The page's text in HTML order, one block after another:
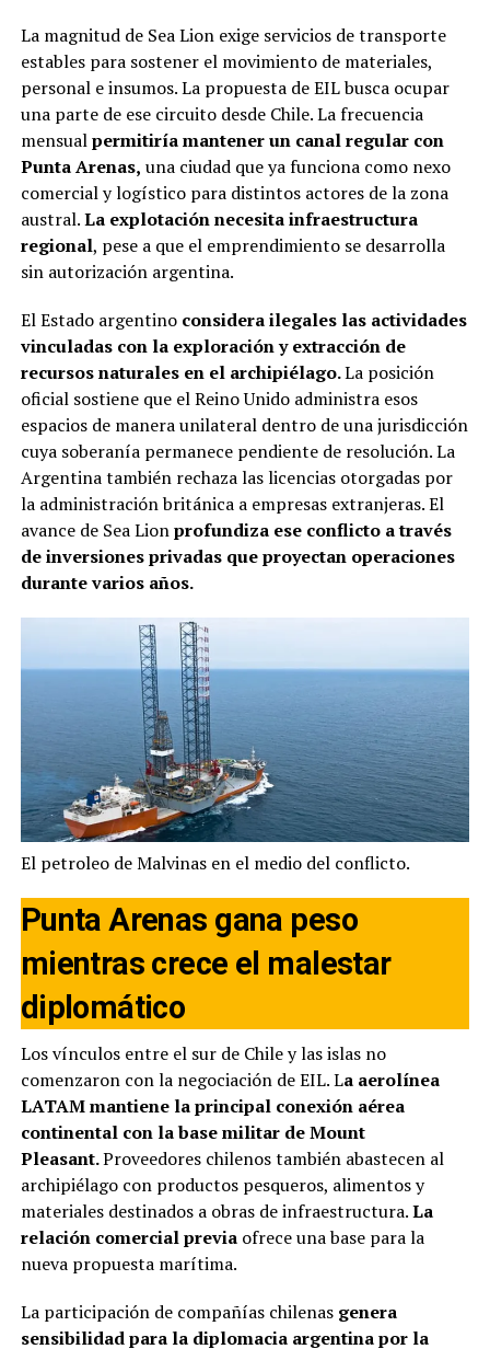
La magnitud de Sea Lion exige servicios de transporte
estables para sostener el movimiento de materiales,
personal e insumos. La propuesta de EIL busca ocupar
una parte de ese circuito desde Chile. La frecuencia
mensualpermitiría mantener un canal regular con
Punta Arenas, una ciudad que ya funciona como nexo
comercial y logístico para distintos actores de la zona
austral.La explotación necesita infraestructura
regional, pese a que el emprendimiento se desarrolla
sin autorización argentina.
El Estado argentino considera ilegales las actividades
vinculadas con la exploración y extracción de
recursos naturales en el archipiélago.La posición
oficial sostiene que el Reino Unido administra esos
espacios de manera unilateral dentro de una jurisdicción
cuya soberanía permanece pendiente de resolución. La
Argentina también rechaza las licencias otorgadas por
la administración británica a empresas extranjeras. El
avance de Sea Lionprofundiza ese conflicto a través
de inversiones privadas que proyectan operaciones
durante varios años.
El petroleo de Malvinas en el medio del conflicto.
Punta Arenas gana peso
mientras crece el malestar
diplomático
Los vínculos entre el sur de Chile y las islas no
comenzaron con la negociación de EIL. La aerolínea
LATAM mantiene la principal conexión aérea
continental con la base militar de Mount
Pleasant.Proveedores chilenos también abastecen al
archipiélago con productos pesqueros, alimentos y
materiales destinados a obras de infraestructura.La
relación comercial previaofrece una base para la
nueva propuesta marítima.
La participación de compañías chilenasgenera
sensibilidad para la diplomacia argentina por la